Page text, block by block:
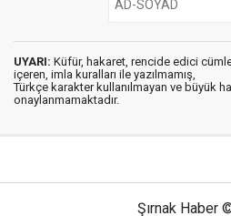
UYARI: Küfür, hakaret, rencide edici
içeren, imla kuralları ile yazılmamış,
Türkçe karakter kullanılmayan ve büyük
onaylanmamaktadır.
Şırnak Haber